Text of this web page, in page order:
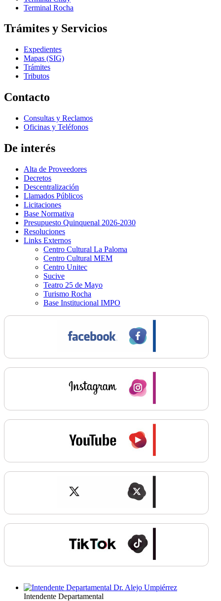
Terminal Rocha
Trámites y Servicios
Expedientes
Mapas (SIG)
Trámites
Tributos
Contacto
Consultas y Reclamos
Oficinas y Teléfonos
De interés
Alta de Proveedores
Decretos
Descentralización
Llamados Públicos
Licitaciones
Base Normativa
Presupuesto Quinquenal 2026-2030
Resoluciones
Links Externos
Centro Cultural La Paloma
Centro Cultural MEM
Centro Unitec
Sucive
Teatro 25 de Mayo
Turismo Rocha
Base Institucional IMPO
Intendente Departamental